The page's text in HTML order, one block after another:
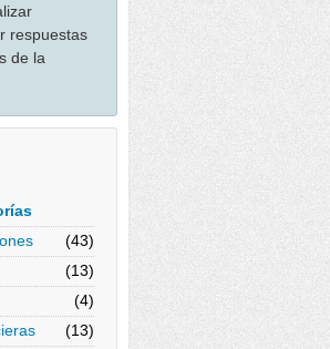
respuestas
de la
(43)
(13)
(4)
(13)